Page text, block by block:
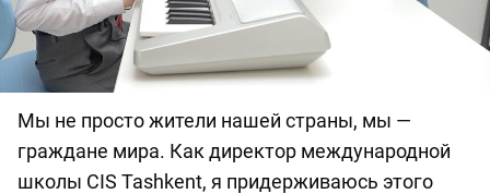
Мы не просто жители нашей страны, мы —
граждане мира. Как директор международной
школы CIS Tashkent, я придерживаюсь этого